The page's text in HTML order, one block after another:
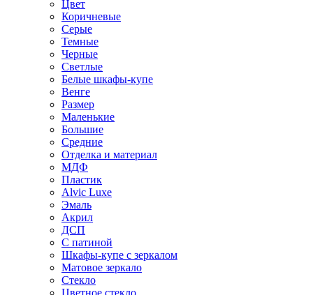
Цвет
Коричневые
Серые
Темные
Черные
Светлые
Белые шкафы-купе
Венге
Размер
Маленькие
Большие
Средние
Отделка и материал
МДФ
Пластик
Alvic Luxe
Эмаль
Акрил
ДСП
С патиной
Шкафы-купе с зеркалом
Матовое зеркало
Стекло
Цветное стекло